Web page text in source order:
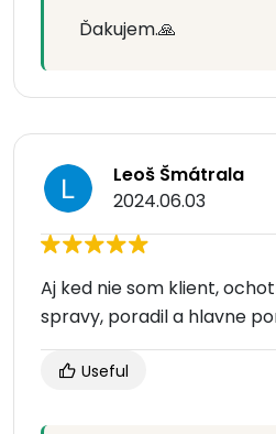
Ďakujem.🙏
Leoš Šmátrala
2024.06.03
Aj ked nie som klient,
spravy, poradil a hlavne
Useful